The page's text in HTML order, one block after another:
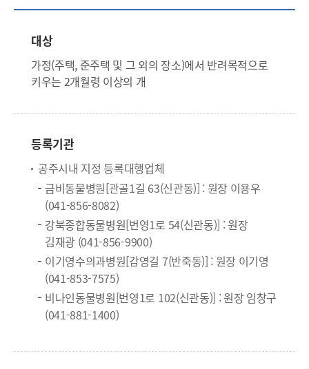
대상
가정(주택, 준주택 및 그 외의 장소)에서 반려목적으로
키우는 2개월령 이상의 개
등록기관
공주시내 지정 등록대행업체
금비동물병원[관골1길 63(신관동)] : 원장 이용우
(041-856-8082)
강북종합동물병원[번영1로 54(신관동)] : 원장
김재광 (041-856-9900)
이기영수의과병원[감영길 7(반죽동)] : 원장 이기영
(041-853-7575)
비나인동물병원[번영1로 102(신관동)] : 원장 임창구
(041-881-1400)